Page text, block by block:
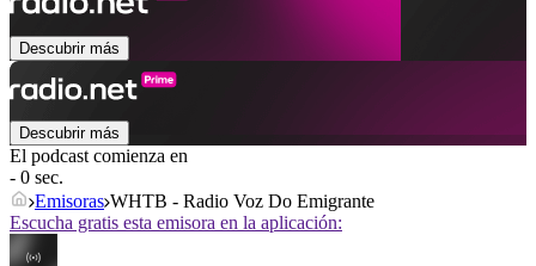
Descubrir más
Descubrir más
El podcast comienza en
- 0 sec.
Emisoras WHTB - Radio Voz Do Emigrante
Escucha gratis esta emisora en la aplicación: